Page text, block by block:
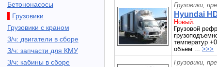
Бетононасосы
Грузовики
Грузовики с краном
З/ч: двигатели в сборе
З/ч: запчасти для КМУ
З/ч: кабины в сборе
Грузовики,
Hyundai
Новый.
Грузовой
температур
объем ... >>>
Грузовики,